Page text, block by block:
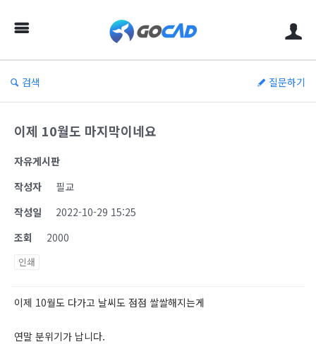
검색 질문하기
이제 10월도 마지막이네요
자유게시판
작성자
필교
작성일
2022-10-29 15:25
조회
2000
인쇄
이제 10월도 다가고 날씨도 점점 쌀쌀해지는게
연말 분위기가 납니다.